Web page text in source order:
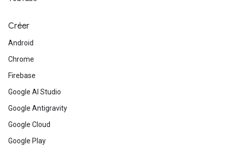
Créer
Android
Chrome
Firebase
Google AI Studio
Google Antigravity
Google Cloud
Google Play